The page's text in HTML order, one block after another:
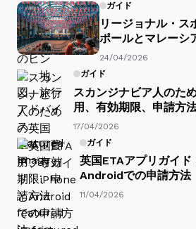
ガイド
リージョナル・ス
ポールとマレーシ
24/04/2026
ガイド
スカンジナビア人のた
用、有効期限、申請方
17/04/2026
ガイド
英国ETAアプリガイ
Androidでの申請方法
11/04/2026